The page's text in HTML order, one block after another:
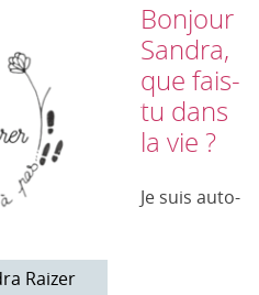
Raizer
Bonjour
Sandra,
que fais-
tu dans
la vie ?
Je suis auto-